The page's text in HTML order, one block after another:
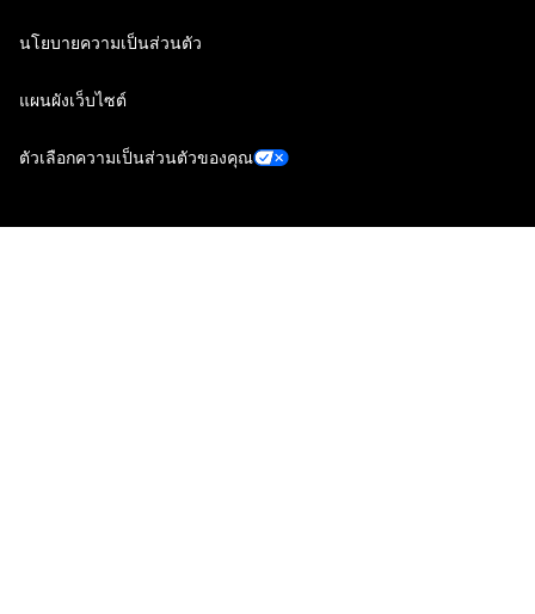
นโยบายความเป็นส่วนตัว
แผนผังเว็บไซต์
ตัวเลือกความเป็นส่วนตัวของคุณ